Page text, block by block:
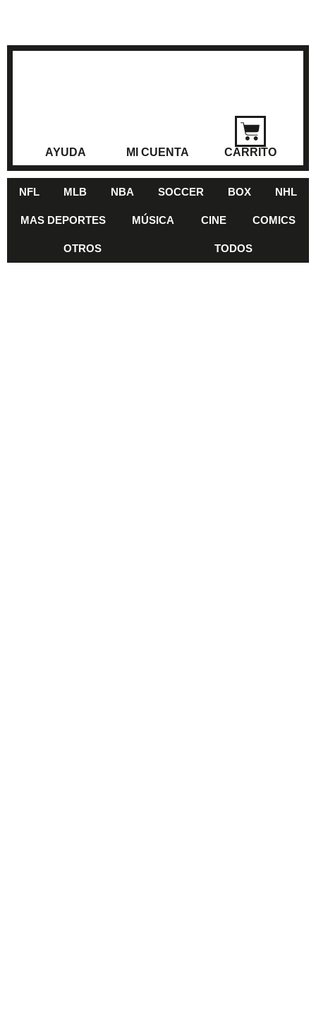
AYUDA MI CUENTA CARRITO
NFL MLB NBA SOCCER BOX NHL
MAS DEPORTES MÚSICA CINE COMICS
OTROS TODOS